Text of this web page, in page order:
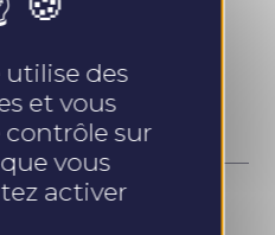
utilise des
et vous
contrôle sur
vous
activer